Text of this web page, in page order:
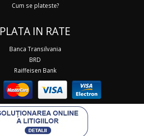
Cum se plateste?
PLATA IN RATE
Banca Transilvania
BRD
Raiffeisen Bank